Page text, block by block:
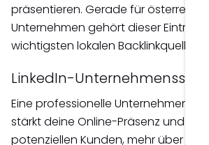
präsentieren. Gerade für
Unternehmen gehört dieser Eintrag
wichtigsten lokalen Backlinkquellen.
LinkedIn-Unternehmensseite
Eine professionelle
stärkt deine Online-Präsenz und
potenziellen Kunden, mehr über dein